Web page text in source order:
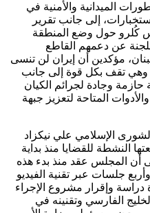
الميدانية والأمنية في
إلى جانب تقرير
كُلرو حول وضع المنطقة
عن دعمهم القاطع
مؤكدين أن إيران لن تنسى
وهي تقف بكل قوة إلى جانب
حازمة وجادة لجرائم الكيان
المتاحة لتعزيز جبهة
الإسلامي علي نيكزاد
النشطة للقضايا منذ بداية
أن المجلس عقد منذ بدء هذه
جلسات عبر تقنية الفيديو
وإقرار مشروع الإجراء
الفارسي وتقنينه في